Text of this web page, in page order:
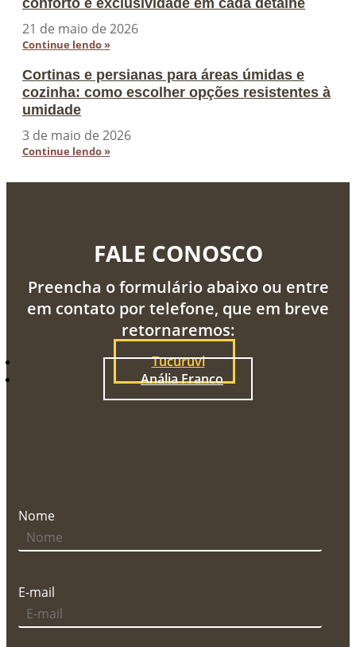
conforto e exclusividade em cada detalhe
21 de maio de 2026
Continue lendo »
Cortinas e persianas para áreas úmidas e
cozinha: como escolher opções resistentes à
umidade
3 de maio de 2026
Continue lendo »
FALE CONOSCO
Preencha o formulário abaixo ou entre
em contato por telefone, que em breve
retornaremos:
Tucuruvi
Anália Franco
Nome
E-mail